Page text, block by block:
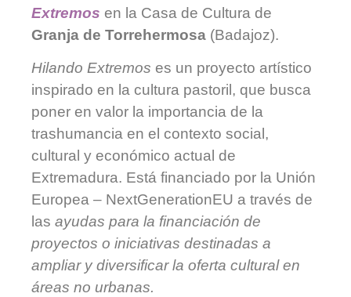
Extremos en la Casa de Cultura de
Granja de Torrehermosa (Badajoz).
Hilando Extremos es un proyecto artístico
inspirado en la cultura pastoril, que busca
poner en valor la importancia de la
trashumancia en el contexto social,
cultural y económico actual de
Extremadura. Está financiado por la Unión
Eu­ropea – NextGenerationEU a través de
las ayudas para la financiación de
proyectos o iniciativas destinadas a
ampliar y diversificar la oferta cultural en
áreas no urbanas.